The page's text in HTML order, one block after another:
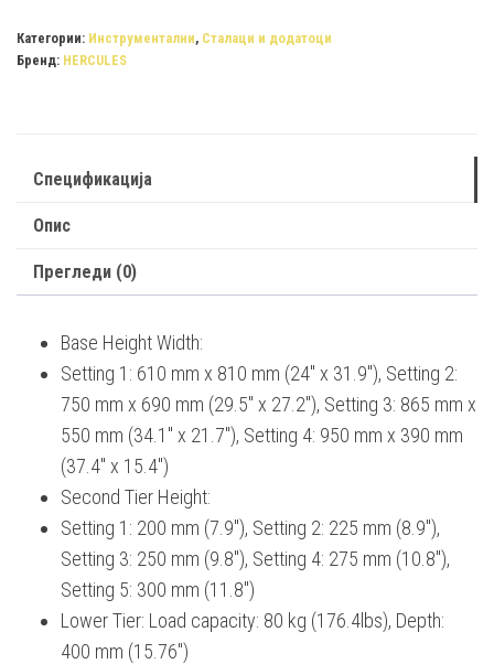
LOK
DOUBLE
STAND
quantity
Категории: Инструментални, Сталаци и додатоци
Бренд: HERCULES
Спецификација
Опис
Прегледи (0)
Base Height Width:
Setting 1: 610 mm x 810 mm (24″ x 31.9″), Setting 2:
750 mm x 690 mm (29.5″ x 27.2″), Setting 3: 865 mm x
550 mm (34.1″ x 21.7″), Setting 4: 950 mm x 390 mm
(37.4″ x 15.4″)
Second Tier Height:
Setting 1: 200 mm (7.9″), Setting 2: 225 mm (8.9″),
Setting 3: 250 mm (9.8″), Setting 4: 275 mm (10.8″),
Setting 5: 300 mm (11.8″)
Lower Tier: Load capacity: 80 kg (176.4lbs), Depth:
400 mm (15.76″)